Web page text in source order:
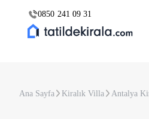
0850 241 09 31
Ana Sayfa Kiralık Villa Antalya